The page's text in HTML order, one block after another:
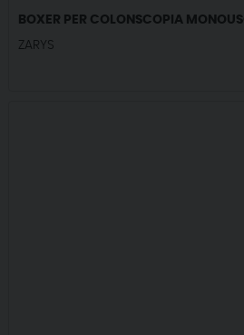
BOXER PER COLONSCOPIA
ZARYS